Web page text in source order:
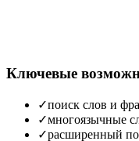
Ключевые
✓поиск слов и
✓многоязычные
✓расширенный